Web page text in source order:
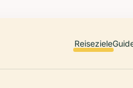
Reiseziele